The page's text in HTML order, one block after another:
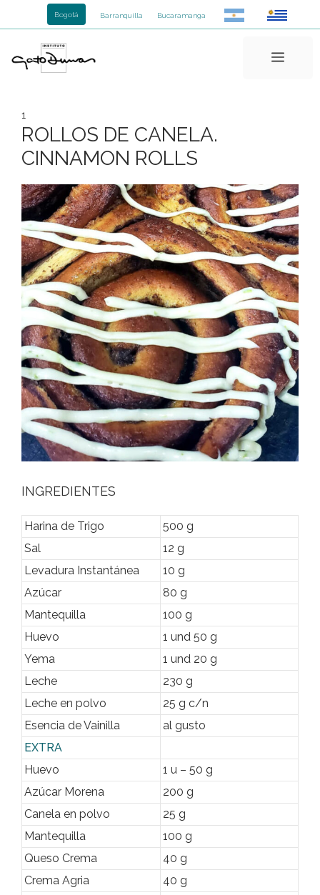
Bogotá Barranquilla Bucaramanga
Menú
1
ROLLOS DE CANELA.
CINNAMON ROLLS
INGREDIENTES
Harina de Trigo
500 g
Sal
12 g
Levadura Instantánea
10 g
Azúcar
80 g
Mantequilla
100 g
Huevo
1 und 50 g
Yema
1 und 20 g
Leche
230 g
Leche en polvo
25 g c/n
Esencia de Vainilla
al gusto
EXTRA
Huevo
1 u – 50 g
Azúcar Morena
200 g
Canela en polvo
25 g
Mantequilla
100 g
Queso Crema
40 g
Crema Agria
40 g